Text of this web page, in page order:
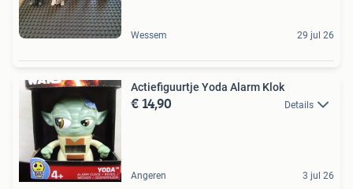
Wessem 29 jul 26
Actiefiguurtje Yoda Alarm Klok
€ 14,90 Details
Angeren 3 jul 26